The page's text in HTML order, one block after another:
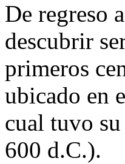
De regreso
descubrir
primeros
ubicado en
cual tuvo
600 d.C.).